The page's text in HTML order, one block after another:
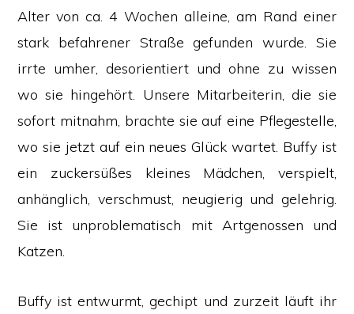
Alter von ca. 4 Wochen alleine, am Rand einer
stark befahrener Straße gefunden wurde. Sie
irrte umher, desorientiert und ohne zu wissen
wo sie hingehört. Unsere Mitarbeiterin, die sie
sofort mitnahm, brachte sie auf eine Pflegestelle,
wo sie jetzt auf ein neues Glück wartet. Buffy ist
ein zuckersüßes kleines Mädchen, verspielt,
anhänglich, verschmust, neugierig und gelehrig.
Sie ist unproblematisch mit Artgenossen und
Katzen.
Buffy ist entwurmt, gechipt und zurzeit läuft ihr